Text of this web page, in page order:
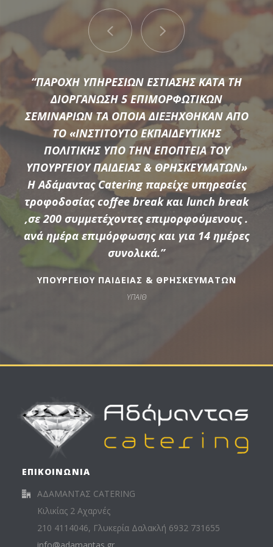
Μια μεγάλη ποικιλία από τις πιο σύγχρονες προτάσεις της
αγοράς συνθέτουν τον εξοπλισμό που διαθέτει η
Αδάμαντας Catering για να υποστηρίξουμε τις ξεχωριστές
ανάγκες κάθε εκδήλωσης.
ΠΕΡΙΣΣΟΤΕΡΑ
“ΠΑΡΟΧΗ ΥΠΗΡΕΣΙΩΝ ΕΣΤΙΑΣΗΣ ΚΑΤΑ ΤΗ
ΔΙΟΡΓΑΝΩΣΗ 5 ΕΠΙΜΟΡΦΩΤΙΚΩΝ
ΣΕΜΙΝΑΡΙΩΝ ΤΑ ΟΠΟΙΑ ΔΙΕΞΗΧΘΗΚΑΝ ΑΠΟ
ΤΟ «ΙΝΣΤΙΤΟΥΤΟ ΕΚΠΑΙΔΕΥΤΙΚΗΣ
ΠΟΛΙΤΙΚΗΣ ΥΠΟ ΤΗΝ ΕΠΟΠΤΕΙΑ ΤΟΥ
ΥΠΟΥΡΓΕΙΟΥ ΠΑΙΔΕΙΑΣ & ΘΡΗΣΚΕΥΜΑΤΩΝ»
Η Αδάμαντας Catering παρείχε υπηρεσίες
τροφοδοσίας coffee break και lunch break
,σε 200 συμμετέχοντες επιμορφούμενους .
ανά ημέρα επιμόρφωσης και για 14 ημέρες
συνολικά.”
ΥΠΟΥΡΓΕΙΟΥ ΠΑΙΔΕΙΑΣ & ΘΡΗΣΚΕΥΜΑΤΩΝ
ΥΠΑΙΘ
ΕΠΙΚΟΙΝΩΝΙΑ
ΑΔΑΜΑΝΤΑΣ CATERING
Κιλικίας 2 Αχαρνές
210 4114046, Γλυκερία Δαλακλή 6932 731655